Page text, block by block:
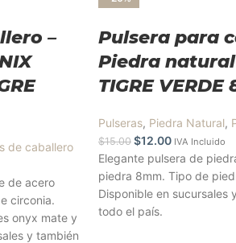
–
de caballero
de acero
circonia.
onyx mate y
y también
Pulsera para
Piedra natural
TIGRE VERDE
Pulseras, Piedra Natural,
$15.00 $12.00 IVA Incluido
Elegante pulsera de
piedra 8mm. Tipo de
Disponible en sucursales
todo el país.